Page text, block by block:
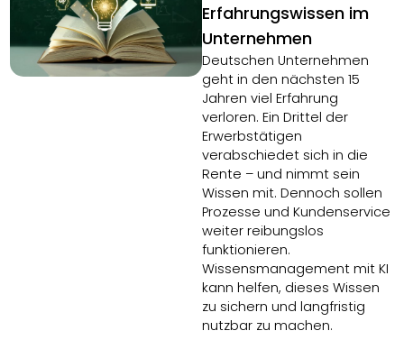
Erfahrungswissen im
Unternehmen
Deutschen Unternehmen
geht in den nächsten 15
Jahren viel Erfahrung
verloren. Ein Drittel der
Erwerbstätigen
verabschiedet sich in die
Rente – und nimmt sein
Wissen mit. Dennoch sollen
Prozesse und Kundenservice
weiter reibungslos
funktionieren.
Wissensmanagement mit KI
kann helfen, dieses Wissen
zu sichern und langfristig
nutzbar zu machen.